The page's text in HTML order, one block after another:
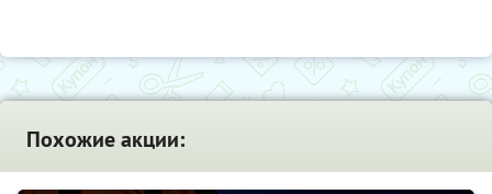
Похожие акции: